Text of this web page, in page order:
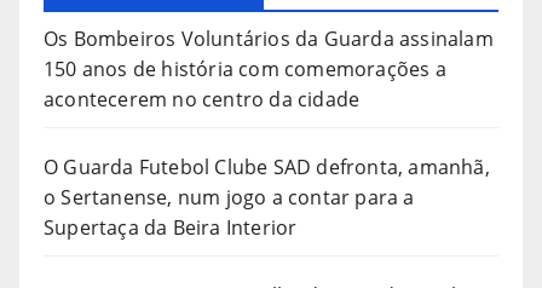
Os Bombeiros Voluntários da Guarda assinalam
150 anos de história com comemorações a
acontecerem no centro da cidade
O Guarda Futebol Clube SAD defronta, amanhã,
o Sertanense, num jogo a contar para a
Supertaça da Beira Interior